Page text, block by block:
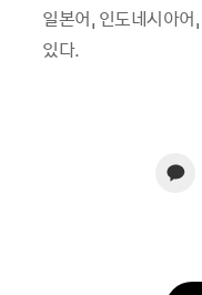
일본어, 인도네시아어,
있다.